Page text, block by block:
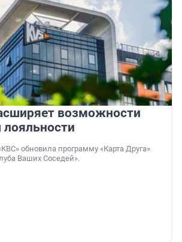
возможности
обновила программу «Карта Друга»
Ваших Соседей».